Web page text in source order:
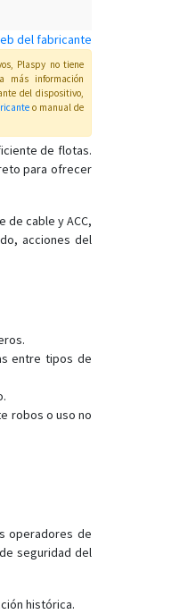
del fabricante
Plaspy no tiene
más información
del dispositivo,
o manual de
de flotas.
para ofrecer
cable y ACC,
acciones del
entre tipos de
robos o uso no
operadores de
seguridad del
histórica.